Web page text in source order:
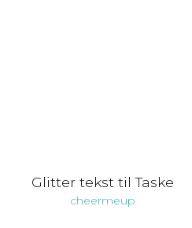
Glitter tekst til Taske
cheermeup